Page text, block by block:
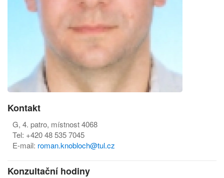
Kontakt
G, 4. patro, místnost 4068
Tel: +420 48 535 7045
E-mail: roman.knobloch@tul.cz
Konzultační hodiny